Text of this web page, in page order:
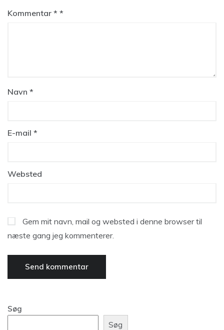
Kommentar *
Navn *
E-mail *
Websted
Gem mit navn, mail og websted i denne browser til
næste gang jeg kommenterer.
Søg
Søg